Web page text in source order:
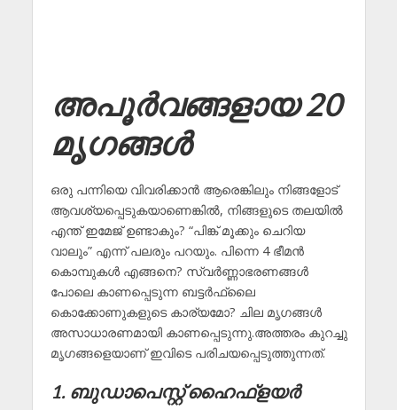
അപൂർവങ്ങളായ 20
മൃഗങ്ങൾ
ഒരു പന്നിയെ വിവരിക്കാൻ ആരെങ്കിലും നിങ്ങളോട്
ആവശ്യപ്പെടുകയാണെങ്കിൽ, നിങ്ങളുടെ തലയിൽ
എന്ത് ഇമേജ് ഉണ്ടാകും? “പിങ്ക് മൂക്കും ചെറിയ
വാലും” എന്ന് പലരും പറയും. പിന്നെ 4 ഭീമൻ
കൊമ്പുകൾ എങ്ങനെ? സ്വർണ്ണാഭരണങ്ങൾ
പോലെ കാണപ്പെടുന്ന ബട്ടർഫ്ലൈ
കൊക്കോണുകളുടെ കാര്യമോ? ചില മൃഗങ്ങൾ
അസാധാരണമായി കാണപ്പെടുന്നു.അത്തരം കുറച്ചു
മൃഗങ്ങളെയാണ് ഇവിടെ പരിചയപ്പെടുത്തുന്നത്.
1. ബുഡാപെസ്റ്റ് ഹൈഫ്‌ളയർ